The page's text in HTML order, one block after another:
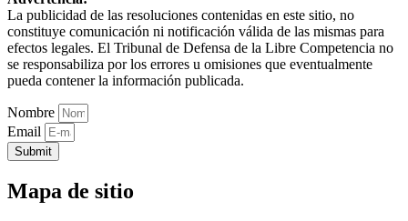
La publicidad de las resoluciones contenidas en este sitio, no
constituye comunicación ni notificación válida de las mismas para
efectos legales. El Tribunal de Defensa de la Libre Competencia no
se responsabiliza por los errores u omisiones que eventualmente
pueda contener la información publicada.
Nombre
Email
Submit
Mapa de sitio